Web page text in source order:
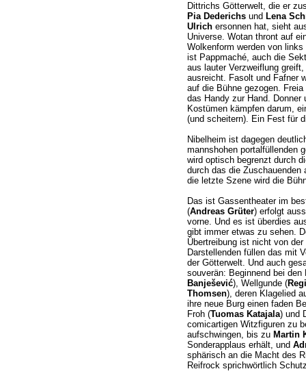
Dittrichs Götterwelt, die er
Pia Dederichsund Lena
Ulrichersonnen hat, sieht
Universe. Wotan thront auf
Wolkenform werden von
ist Pappmaché, auch die
aus lauter Verzweiflung
ausreicht. Fasolt und Fafner
auf die Bühne gezogen.
das Handy zur Hand. Donner
Kostümen kämpfen darum,
(und scheitern). Ein Fest für
Nibelheim ist dagegen
mannshohen portalfüllenden
wird optisch begrenzt durch
durch das die
die letzte Szene wird die
Das ist Gassentheater im
(Andreas Grüter) erfolgt
vorne. Und es ist überdies
gibt immer etwas zu sehen.
Übertreibung ist nicht von
Darstellenden füllen das mit
der Götterwelt. Und auch
souverän: Beginnend bei den
Banješević), Wellgunde (
Thomsen), deren Klagelied
ihre neue Burg einen faden
Froh (Tuomas Katajala) und
comicartigen Witzfiguren zu
aufschwingen, bis zu Martin
Sonderapplaus erhält, und
sphärisch an die Macht des
Reifrock sprichwörtlich